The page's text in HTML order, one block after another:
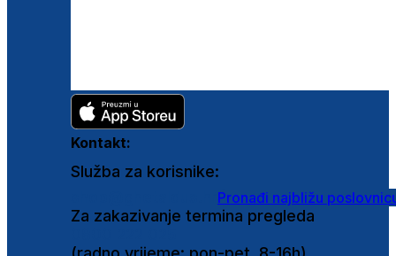
Kontakt:
Služba za korisnike:
Pronađi najbližu
Za zakazivanje termina pregleda